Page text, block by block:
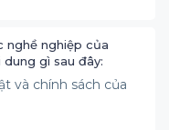
nghề nghiệp của
gì sau đây:
và chính sách của